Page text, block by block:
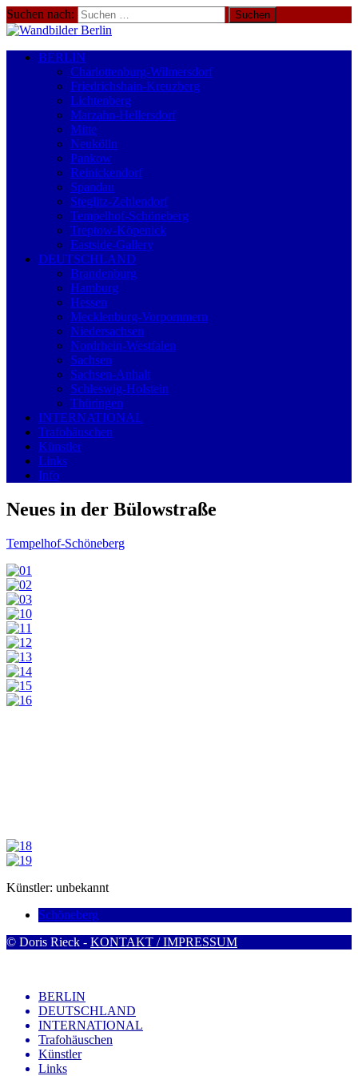
Suchen nach:
BERLIN
Charlottenburg-Wilmersdorf
Friedrichshain-Kreuzberg
Lichtenberg
Marzahn-Hellersdorf
Mitte
Neukölln
Pankow
Reinickendorf
Spandau
Steglitz-Zehlendorf
Tempelhof-Schöneberg
Treptow-Köpenick
Eastside-Gallery
DEUTSCHLAND
Brandenburg
Hamburg
Hessen
Mecklenburg-Vorpommern
Niedersachsen
Nordrhein-Westfalen
Sachsen
Sachsen-Anhalt
Schleswig-Holstein
Thüringen
INTERNATIONAL
Trafohäuschen
Künstler
Links
Info
Neues in der Bülowstraße
Tempelhof-Schöneberg
Künstler: unbekannt
Schöneberg
© Doris Rieck - KONTAKT / IMPRESSUM
BERLIN
DEUTSCHLAND
INTERNATIONAL
Trafohäuschen
Künstler
Links